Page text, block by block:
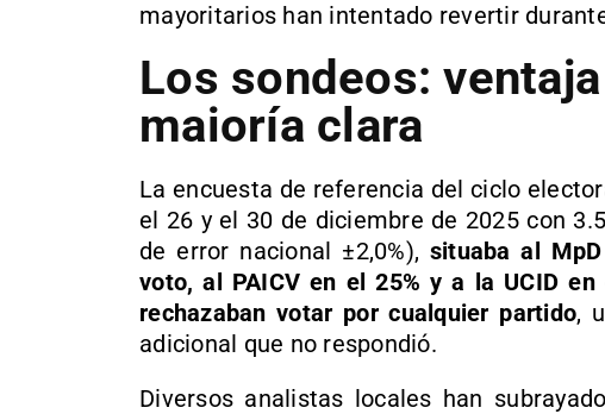
mayoritarios han intentado revertir
Los sondeos:
maioría clara
La encuesta de referencia del ciclo
el 26 y el 30 de diciembre de 2025 con
de error nacional ±2,0%), situaba al
voto, al PAICV en el 25% y a la UCID
rechazaban votar por cualquier partido,
adicional que no respondió.
Diversos analistas locales han